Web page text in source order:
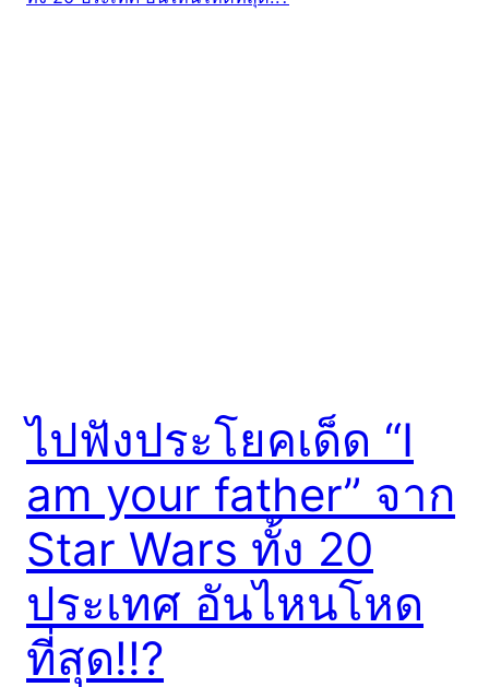
ไปฟังประโยคเด็ด “I
am your father” จาก
Star Wars ทั้ง 20
ประเทศ อันไหนโหด
ที่สุด!!?